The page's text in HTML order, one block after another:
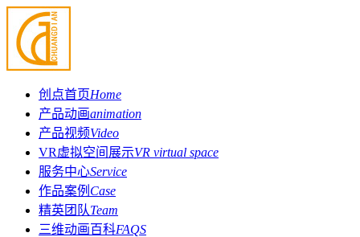
创点首页Home
产品动画animation
产品视频Video
VR虚拟空间展示VR virtual space
服务中心Service
作品案例 Case
精英团队Team
三维动画百科FAQS